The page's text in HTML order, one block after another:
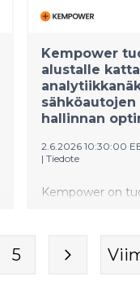
Kempower
alustalle
hallinnan
2.6.2026 10:30:00
| Tiedote
Kempower on
sähköautojen
kattavan
5